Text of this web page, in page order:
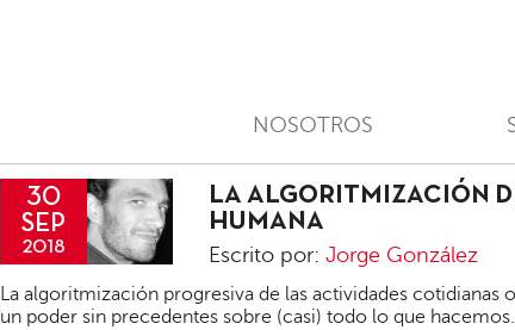
NOSOTROS
30
SEP
2018
González
LA ALGORITMIZACIÓN
HUMANA
Escrito por: Jorge González
La algoritmización progresiva de las actividades cotidianas
un poder sin precedentes sobre (casi) todo lo que hacemos.